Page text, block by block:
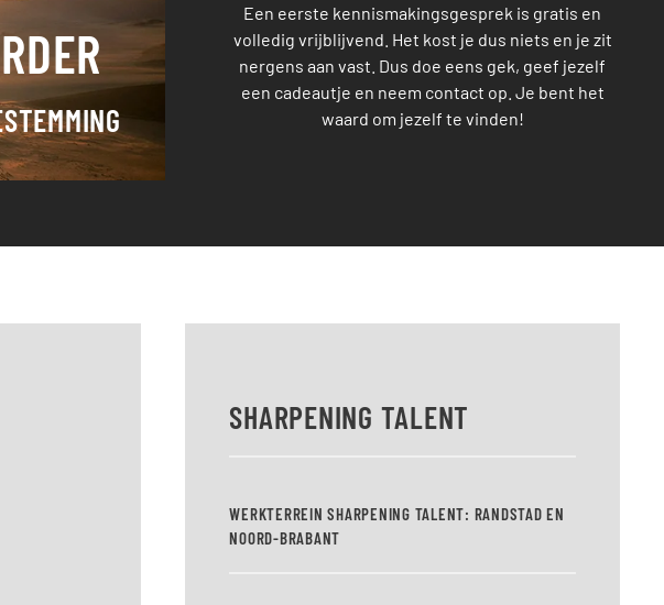
Een eerste kennismakingsgesprek is gratis en
volledig vrijblijvend. Het kost je dus niets en je zit
nergens aan vast. Dus doe eens gek, geef jezelf
een cadeautje en neem contact op. Je bent het
waard om jezelf te vinden!
SHARPENING TALENT
WERKTERREIN SHARPENING TALENT: RANDSTAD EN
NOORD-BRABANT